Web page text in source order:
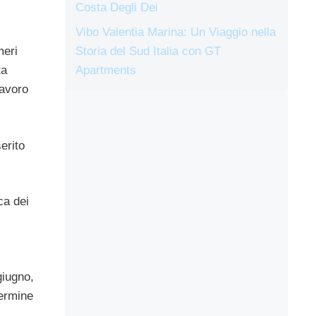
dei
Costa Degli Dei
Vibo Valentia Marina: Un Viaggio nella
Storia del Sud Italia con GT
Apartments